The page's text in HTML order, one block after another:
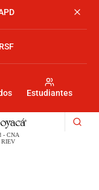
Estudiantes
Menú
- CNA
RIEV